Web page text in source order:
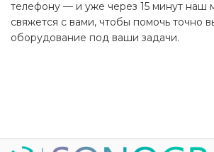
телефону — и уже через 15 минут наш
свяжется с вами, чтобы помочь точно
оборудование под ваши задачи.